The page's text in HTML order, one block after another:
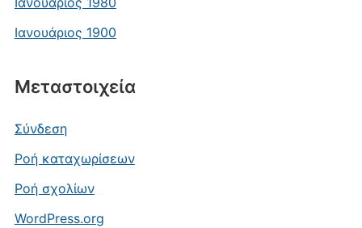
Ιανουάριος 1900
Μεταστοιχεία
Σύνδεση
Ροή καταχωρίσεων
Ροή σχολίων
WordPress.org